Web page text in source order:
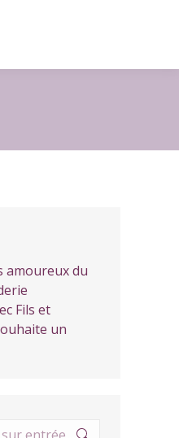
amoureux du
Fils et
un